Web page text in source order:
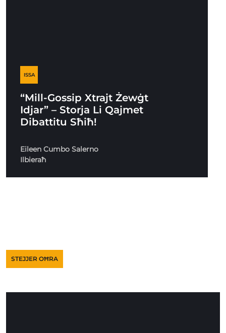
ISSA
“Mill-Gossip Xtrajt Żewġt
Idjar” – Storja Li Qajmet
Dibattitu Sħiħ!
Eileen Cumbo Salerno
Ilbieraħ
STEJJER OĦRA